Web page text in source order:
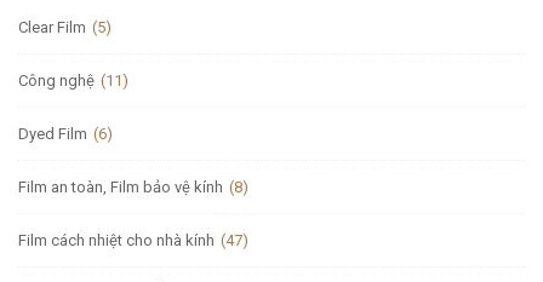
Clear Film (5)
Công nghệ (11)
Dyed Film (6)
Film an toàn, Film bảo vệ kính (8)
Film cách nhiệt cho nhà kính (47)